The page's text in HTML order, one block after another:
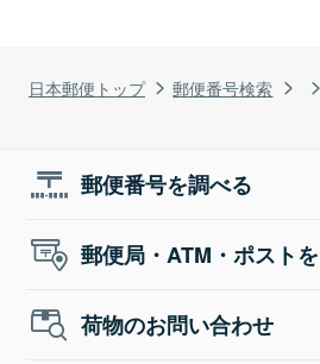
日本郵便トップ 郵便番号検索
郵便番号を調べる
郵便局・ATM・ポスト
荷物のお問い合わせ